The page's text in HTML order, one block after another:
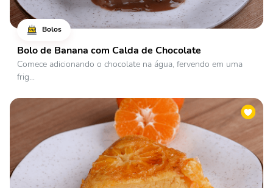
Bolos
Bolo de Banana com Calda de Chocolate
Comece adicionando o chocolate na água, fervendo em uma
frig...